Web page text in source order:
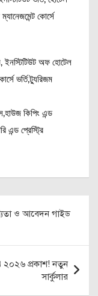
কোর্সে
ইনস্টিটিউট অফ হোটেল
ভর্তি,ট্যুরিজম
কিপিং এন্ড
এন্ড প্রেস্ট্রি
ও আবেদন গাইড
২০২৬ প্রকাশ! নতুন
সার্কুলার